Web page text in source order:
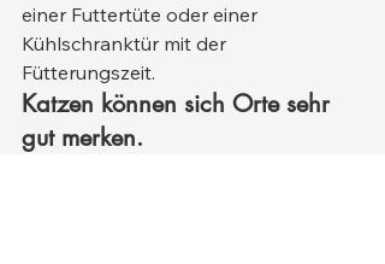
einer Futtertüte oder einer
Kühlschranktür mit der
Fütterungszeit.
Katzen können sich Orte sehr
gut merken.